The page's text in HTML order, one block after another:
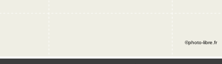
©photo-libre.fr